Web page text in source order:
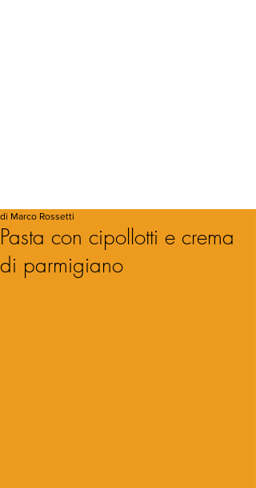
Pasta con cipollotti e crema
di parmigiano
di Marco Rossetti